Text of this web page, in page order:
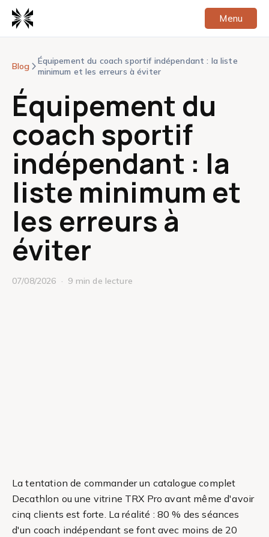
Panneau de gestion des cookies
Menu
Blog arrow_forward_ios Équipement du coach sportif indépendant : la liste
minimum et les erreurs à éviter
Équipement du
coach sportif
indépendant : la
liste minimum et
les erreurs à
éviter
07/08/2026 · 9 min de lecture
La tentation de commander un catalogue complet
Decathlon ou une vitrine TRX Pro avant même d'avoir
cinq clients est forte. La réalité : 80 % des séances
d'un coach indépendant se font avec moins de 20